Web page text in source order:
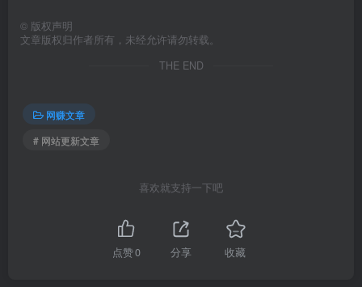
© 版权声明
文章版权归作者所有，未经允许请勿转载。
THE END
网赚文章
# 网站更新文章
喜欢就支持一下吧
点赞0 分享 收藏